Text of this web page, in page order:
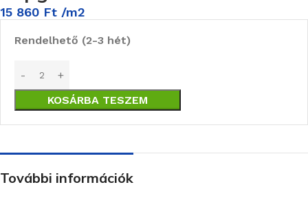
15 860 Ft /m2
Rendelhető (2-3 hét)
KOSÁRBA TESZEM
További információk